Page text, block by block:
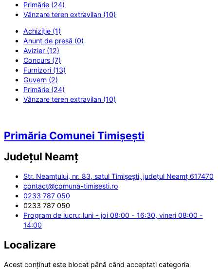
Primărie (24)
Vânzare teren extravilan (10)
Achiziție (1)
Anunț de presă (0)
Avizier (12)
Concurs (7)
Furnizori (13)
Guvern (2)
Primărie (24)
Vânzare teren extravilan (10)
Primăria Comunei Timișești
Județul Neamț
Str. Neamțului, nr. 83, satul Timișești, județul Neamț 617470
contact@comuna-timisesti.ro
0233 787 050
0233 787 050
Program de lucru: luni - joi 08:00 - 16:30, vineri 08:00 -
14:00
Localizare
Acest conținut este blocat până când acceptați categoria